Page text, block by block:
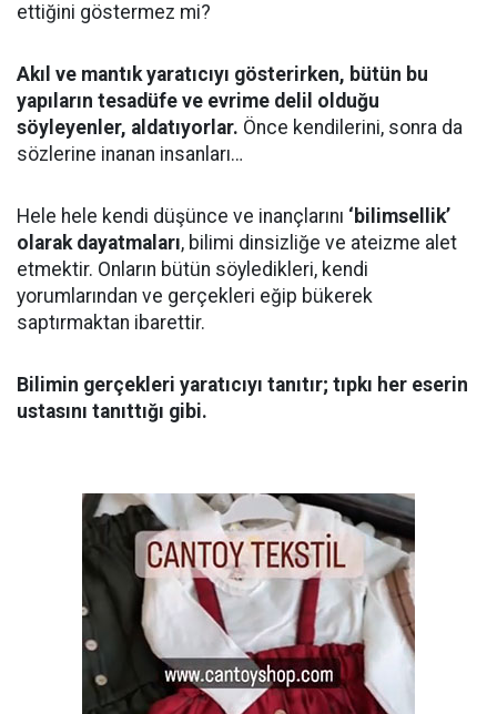
ettiğini göstermez mi?
Akıl ve mantık yaratıcıyı gösterirken, bütün bu
yapıların tesadüfe ve evrime delil olduğu
söyleyenler, aldatıyorlar. Önce kendilerini, sonra da
sözlerine inanan insanları…
Hele hele kendi düşünce ve inançlarını ‘bilimsellik’
olarak dayatmaları, bilimi dinsizliğe ve ateizme alet
etmektir. Onların bütün söyledikleri, kendi
yorumlarından ve gerçekleri eğip bükerek
saptırmaktan ibarettir.
Bilimin gerçekleri yaratıcıyı tanıtır; tıpkı her eserin
ustasını tanıttığı gibi.